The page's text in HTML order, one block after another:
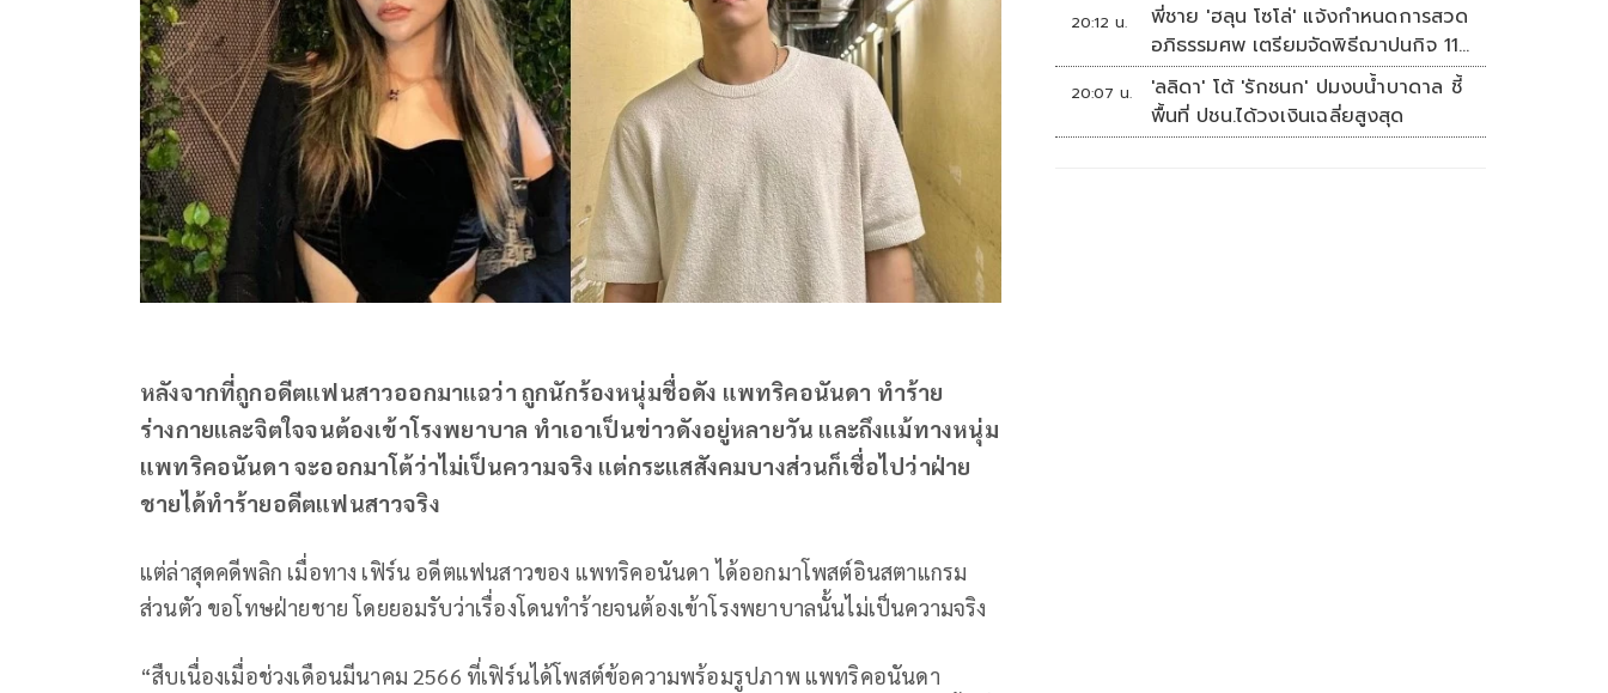
หลังจากที่ถูกอดีตแฟนสาวออกมาแฉว่า ถูกนักร้องหนุ่มชื่อดัง แพทริคอนันดา ทำร้าย
ร่างกายและจิตใจจนต้องเข้าโรงพยาบาล ทำเอาเป็นข่าวดังอยู่หลายวัน และถึงแม้ทางหนุ่ม
แพทริคอนันดา จะออกมาโต้ว่าไม่เป็นความจริง แต่กระแสสังคมบางส่วนก็เชื่อไปว่าฝ่าย
ชายได้ทำร้ายอดีตแฟนสาวจริง
แต่ล่าสุดคดีพลิก เมื่อทาง เฟิร์น อดีตแฟนสาวของ แพทริคอนันดา ได้ออกมาโพสต์อินสตาแกรม
ส่วนตัว ขอโทษฝ่ายชาย โดยยอมรับว่าเรื่องโดนทำร้ายจนต้องเข้าโรงพยาบาลนั้นไม่เป็นความจริง
“สืบเนื่องเมื่อช่วงเดือนมีนาคม 2566 ที่เฟิร์นได้โพสต์ข้อความพร้อมรูปภาพ แพทริคอนันดา
20:12 น.
พี่ชาย 'ฮลุน โซโล่' แจ้งกำหนดการสวด
อภิธรรมศพ เตรียมจัดพิธีฌาปนกิจ 11
ส.ค.
20:07 น.
'ลลิดา' โต้ 'รักชนก' ปมงบน้ำบาดาล ชี้
พื้นที่ ปชน.ได้วงเงินเฉลี่ยสูงสุด